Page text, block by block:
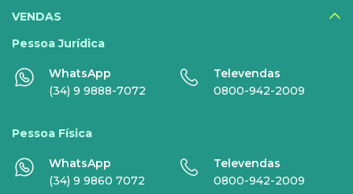
DIGITAIS
Disney+
Nomo Music
Sky+
HBO Max
VENDAS
Pessoa Jurídica
WhatsApp
(34) 9 9888-7072
Televendas
0800-942-2009
Pessoa Física
WhatsApp
(34) 9 9860 7072
Televendas
0800-942-2009